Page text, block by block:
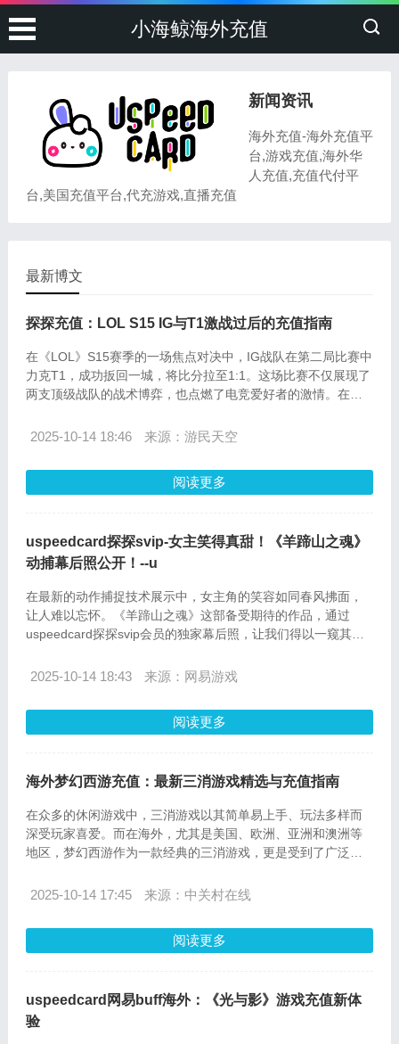
小海鲸海外充值
新闻资讯
海外充值-海外充值平
台,游戏充值,海外华
人充值,充值代付平
台,美国充值平台,代充游戏,直播充值
最新博文
探探充值：LOL S15 IG与T1激战过后的充值指南
在《LOL》S15赛季的一场焦点对决中，IG战队在第二局比赛中
力克T1，成功扳回一城，将比分拉至1:1。这场比赛不仅展现了
两支顶级战队的战术博弈，也点燃了电竞爱好者的激情。在紧
更好地享受游戏和社交的乐趣。本文将为您提供详细的探探充
戏时光。
2025-10-14 18:46 来源：游民天空
阅读更多
uspeedcard探探svip-女主笑得真甜！《羊蹄山之魂》
动捕幕后照公开！--u
在最新的动作捕捉技术展示中，女主角的笑容如同春风拂面，
让人难以忘怀。《羊蹄山之魂》这部备受期待的作品，通过
uspeedcard探探svip会员的独家幕后照，让我们得以一窥其制
2025-10-14 18:43 来源：网易游戏
阅读更多
海外梦幻西游充值：最新三消游戏精选与充值指南
在众多的休闲游戏中，三消游戏以其简单易上手、玩法多样而
深受玩家喜爱。而在海外，尤其是美国、欧洲、亚洲和澳洲等
地区，梦幻西游作为一款经典的三消游戏，更是受到了广泛的
何在海外为梦幻西游充值，让您的游戏之旅更加顺畅。
2025-10-14 17:45 来源：中关村在线
阅读更多
uspeedcard网易buff海外：《光与影》游戏充值新体
验